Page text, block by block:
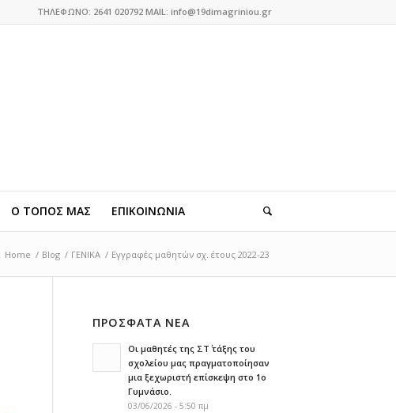
ΤΗΛΕΦΩΝΟ: 2641 020792 MAIL: info@19dimagriniou.gr
Ο ΤΟΠΟΣ ΜΑΣ ΕΠΙΚΟΙΝΩΝΙΑ
Home / Blog / ΓΕΝΙΚΑ / Εγγραφές μαθητών σχ. έτους 2022-23
ΠΡΟΣΦΑΤΑ ΝΕΑ
Οι μαθητές της ΣΤ΄ τάξης του
σχολείου μας πραγματοποίησαν
μια ξεχωριστή επίσκεψη στο 1ο
Γυμνάσιο.
03/06/2026 - 5:50 πμ